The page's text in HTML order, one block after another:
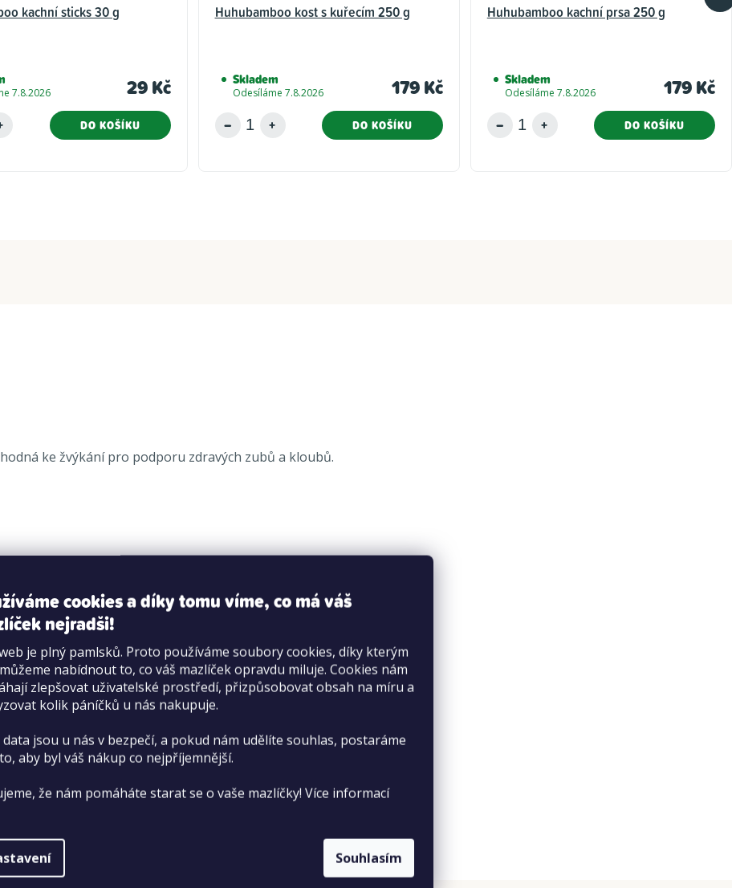
cookies a díky tomu víme, co má váš
nejradši!
je plný pamlsků. Proto používáme soubory cookies, díky kterým
nabídnout to, co váš mazlíček opravdu miluje. Cookies nám
zlepšovat uživatelské prostředí, přizpůsobovat obsah na míru a
kolik páníčků u nás nakupuje.
data jsou u nás v bezpečí, a pokud nám udělíte souhlas, postaráme
aby byl váš nákup co nejpříjemnější.
že nám pomáháte starat se o vaše mazlíčky! Více informací
Souhlasím
kachní sticks 30 g
7.8.2026 29 Kč
DO KOŠÍKU
Huhubamboo kost s kuřecím 250 g
Skladem
Odesíláme 7.8.2026 179 Kč
DO KOŠÍKU
Huhubamboo kachní prsa 250 g
Skladem
Odesíláme 7.8.2026 179 Kč
DO KOŠÍKU
ke žvýkání pro podporu zdravých zubů a kloubů.
a sluncem. Uchovávejte mimo dosah dětí.
čerstvé vodě.